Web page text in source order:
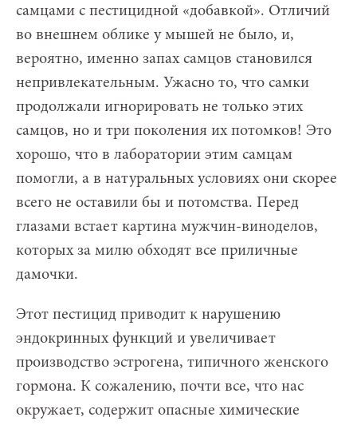
самцами с пестицидной «добавкой». Отличий
во внешнем облике у мышей не было, и,
вероятно, именно запах самцов становился
непривлекательным. Ужасно то, что самки
продолжали игнорировать не только этих
самцов, но и три поколения их потомков! Это
хорошо, что в лаборатории этим самцам
помогли, а в натуральных условиях они скорее
всего не оставили бы и потомства. Перед
глазами встает картина мужчин-виноделов,
которых за милю обходят все приличные
дамочки.
Этот пестицид приводит к нарушению
эндокринных функций и увеличивает
производство эстрогена, типичного женского
гормона. К сожалению, почти все, что нас
окружает, содержит опасные химические